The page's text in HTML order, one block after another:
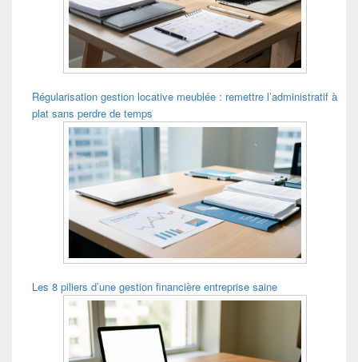
Régularisation gestion locative meublée : remettre l’administratif à
plat sans perdre de temps
Les 8 piliers d’une gestion financière entreprise saine